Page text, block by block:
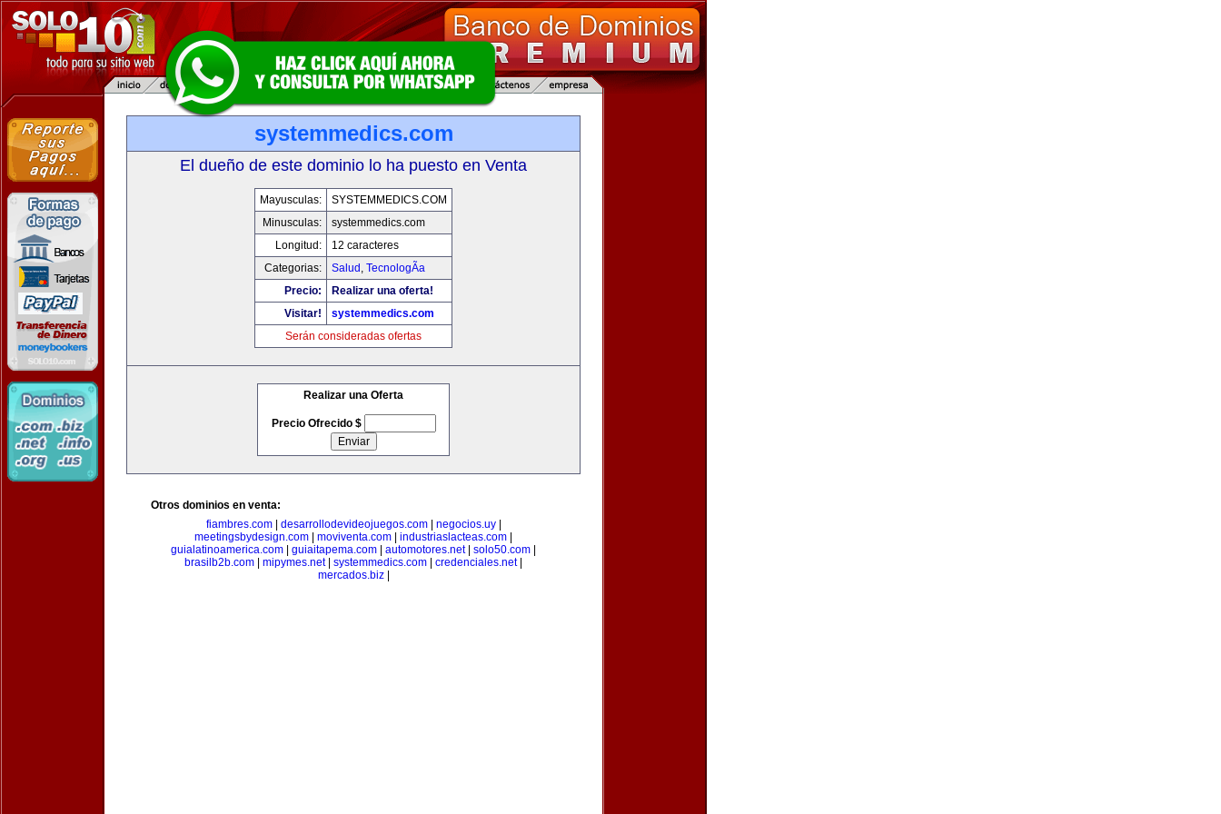
systemmedics.com
El dueño de este dominio lo ha puesto en Venta
Mayusculas:
SYSTEMMEDICS.COM
Minusculas:
systemmedics.com
Longitud:
12 caracteres
Categorias:
Salud , TecnologÃ­a
Precio:
Realizar una oferta!
Visitar!
systemmedics.com
Serán consideradas ofertas
Realizar una Oferta
Precio Ofrecido $
Otros dominios en venta:
fiambres.com| desarrollodevideojuegos.com| negocios.uy|
meetingsbydesign.com
moviventa.com industriaslacteas.com
guialatinoamerica.com
guiaitapema.com automotores.net| solo50.com
brasilb2b.com
mipymes.net| systemmedics.com credenciales.net|
mercados.biz|